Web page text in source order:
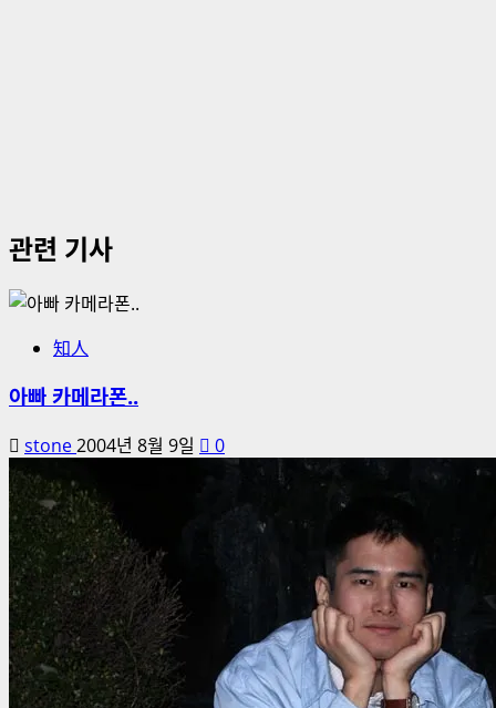
관련 기사
知人
아빠 카메라폰..
stone2004년 8월 9일 0